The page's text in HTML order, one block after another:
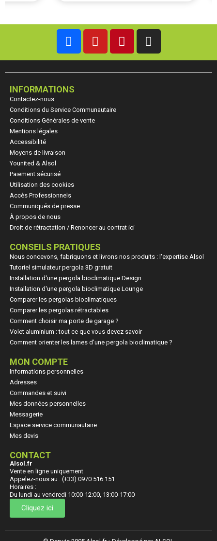
INFORMATIONS
Contactez-nous
Conditions du Service Communautaire
Conditions Générales de vente
Mentions légales
Accessibilité
Moyens de livraison
Younited & Alsol
Paiement sécurisé
Utilisation des cookies
Accès Professionnels
Communiqués de presse
À propos de nous
Droit de rétractation / Renoncer au contrat ici
CONSEILS PRATIQUES
Nous concevons, fabriquons et livrons nos produits : l'expertise Alsol
Tutoriel simulateur pergola 3D gratuit
Installation d'une pergola bioclimatique Design
Installation d'une pergola bioclimatique Lounge
Comparer les pergolas bioclimatiques
Comparer les pergolas rétractables
Comment choisir ma porte de garage ?
Volet aluminium : tout ce que vous devez savoir
Comment orienter les lames d’une pergola bioclimatique ?
MON COMPTE
Informations personnelles
Adresses
Commandes et suivi
Mes données personnelles
Messagerie
Espace service communautaire
Mes devis
CONTACT
Alsol.fr
Vente en ligne uniquement
Appelez-nous au : (+33) 0970 516 151
Horaires :
Du lundi au vendredi 10:00-12:00, 13:00-17:00
Cliquez ici